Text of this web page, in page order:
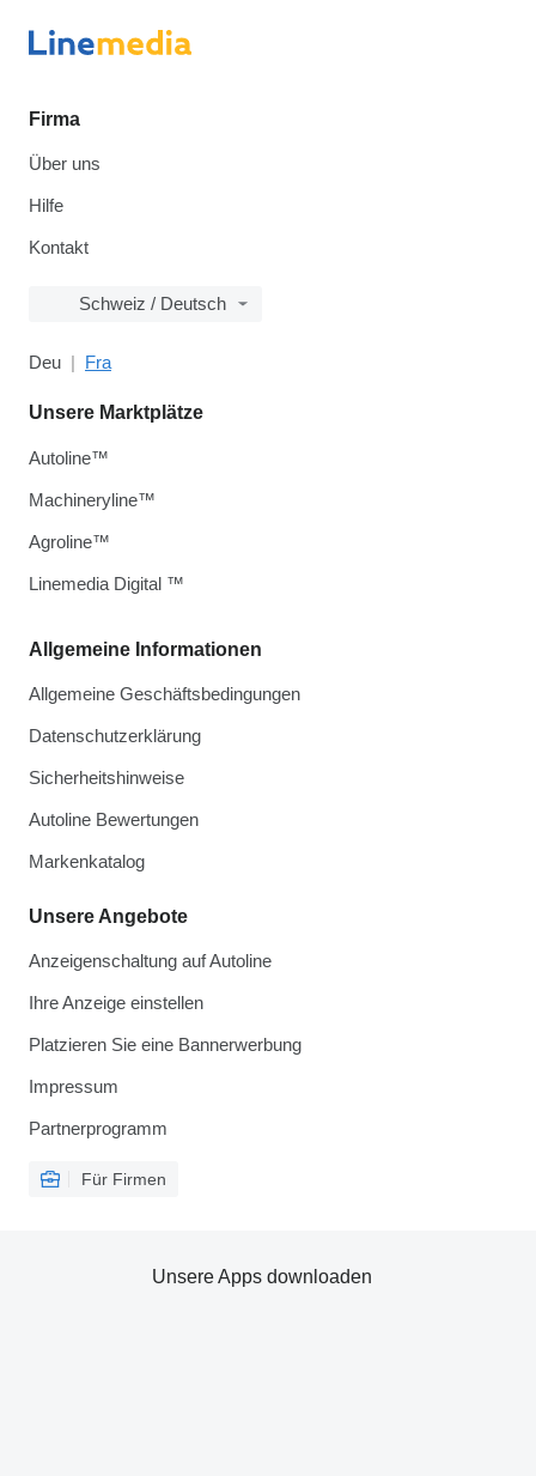
Firma
Über uns
Hilfe
Kontakt
Schweiz / Deutsch
Deu Fra
Allgemeine Informationen
Allgemeine Geschäftsbedingungen
Datenschutzerklärung
Sicherheitshinweise
Autoline Bewertungen
Markenkatalog
Unsere Angebote
Anzeigenschaltung auf Autoline
Ihre Anzeige einstellen
Platzieren Sie eine Bannerwerbung
Impressum
Partnerprogramm
Für Firmen
Unsere Marktplätze
Autoline™
Machineryline™
Agroline™
Linemedia Digital ™
Unsere Apps downloaden